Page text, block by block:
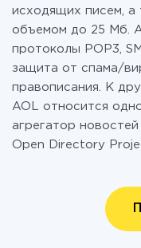
исходящих писем, а
объемом до 25 Мб.
протоколы POP3,
защита от спама/
правописания. К
AOL относится
агрегатор
Open Directory